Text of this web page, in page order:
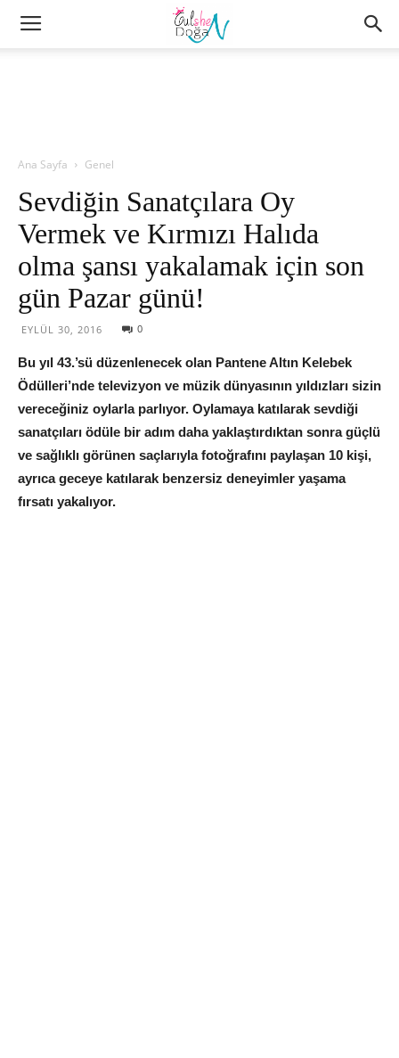
Ana Sayfa Genel
Sevdiğin Sanatçılara Oy
Vermek ve Kırmızı Halıda
olma şansı yakalamak için son
gün Pazar günü!
EYLÜL 30, 2016 0
Bu yıl 43.’sü düzenlenecek olan Pantene Altın Kelebek
Ödülleri’nde televizyon ve müzik dünyasının yıldızları sizin
vereceğiniz oylarla parlıyor. Oylamaya katılarak sevdiği
sanatçıları ödüle bir adım daha yaklaştırdıktan sonra güçlü
ve sağlıklı görünen saçlarıyla fotoğrafını paylaşan 10 kişi,
ayrıca geceye katılarak benzersiz deneyimler yaşama
fırsatı yakalıyor.